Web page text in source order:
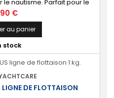
nautisme. Parfait pour le
et le lissage sous la ligne
l’eau] Formulation spéciale
une application sur la
de votre bateau en
🔝 [Finition...
€
au panier
stock
DE FLOTTAISON